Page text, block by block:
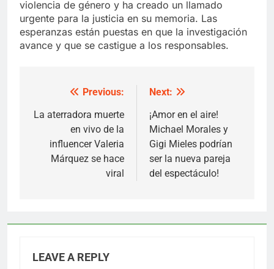
violencia de género y ha creado un llamado
urgente para la justicia en su memoria. Las
esperanzas están puestas en que la investigación
avance y que se castigue a los responsables.
navigation
Previous:
La aterradora muerte
en vivo de la
influencer Valeria
Márquez se hace
viral
Next:
¡Amor en el aire!
Michael Morales y
Gigi Mieles podrían
ser la nueva pareja
del espectáculo!
LEAVE A REPLY